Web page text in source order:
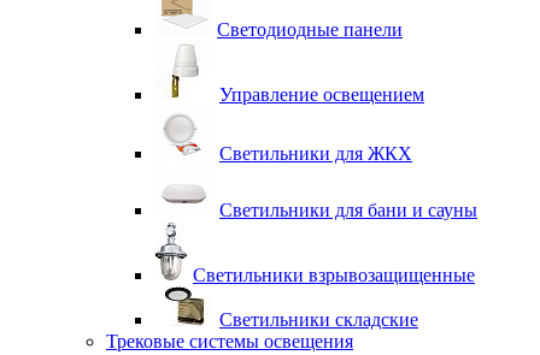
Светодиодные панели
Управление освещением
Светильники для ЖКХ
Светильники для бани и сауны
Светильники взрывозащищенные
Светильники складские
Трековые системы освещения